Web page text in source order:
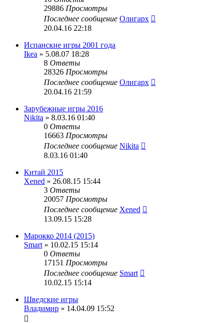
29886 Просмотры
Последнее сообщение Олигарх
20.04.16 22:18
Испанские игры 2001 года
Ikea » 5.08.07 18:28
8 Ответы
28326 Просмотры
Последнее сообщение Олигарх
20.04.16 21:59
Зарубежные игры 2016
Nikita » 8.03.16 01:40
0 Ответы
16663 Просмотры
Последнее сообщение Nikita
8.03.16 01:40
Китай 2015
Xened » 26.08.15 15:44
3 Ответы
20057 Просмотры
Последнее сообщение Xened
13.09.15 15:28
Марокко 2014 (2015)
Smart » 10.02.15 15:14
0 Ответы
17151 Просмотры
Последнее сообщение Smart
10.02.15 15:14
Шведские игры
Владимир » 14.04.09 15:52